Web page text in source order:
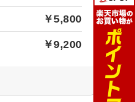
￥5,800
￥9,200